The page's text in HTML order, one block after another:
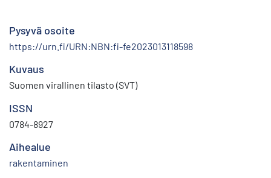
Pysyvä osoite
https://urn.fi/URN:NBN:fi-fe2023013118598
Kuvaus
Suomen virallinen tilasto (SVT)
ISSN
0784-8927
Aihealue
rakentaminen